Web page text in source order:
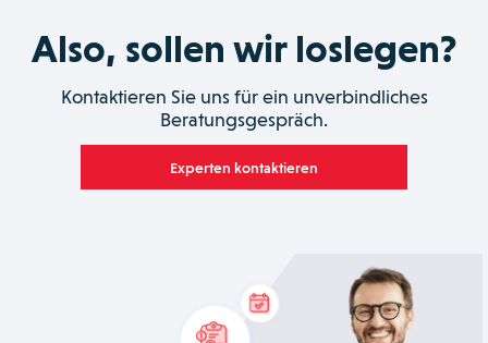
Also, sollen wir loslegen?
Kontaktieren Sie uns für ein unverbindliches
Beratungsgespräch.
Experten kontaktieren